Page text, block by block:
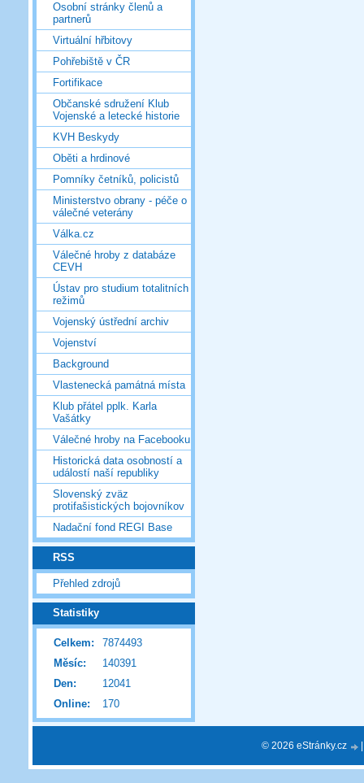
Osobní stránky členů a
partnerů
Virtuální hřbitovy
Pohřebiště v ČR
Fortifikace
Občanské sdružení Klub
Vojenské a letecké historie
KVH Beskydy
Oběti a hrdinové
Pomníky četníků, policistů
Ministerstvo obrany - péče o
válečné veterány
Válka.cz
Válečné hroby z databáze
CEVH
Ústav pro studium totalitních
režimů
Vojenský ústřední archiv
Vojenství
Background
Vlastenecká památná místa
Klub přátel pplk. Karla
Vašátky
Válečné hroby na Facebooku
Historická data osobností a
událostí naší republiky
Slovenský zväz
protifašistických bojovníkov
Nadační fond REGI Base
RSS
Přehled zdrojů
Statistiky
Online: 170
Celkem:
7874493
Měsíc:
140391
Den:
12041
© 2026 eStránky.cz